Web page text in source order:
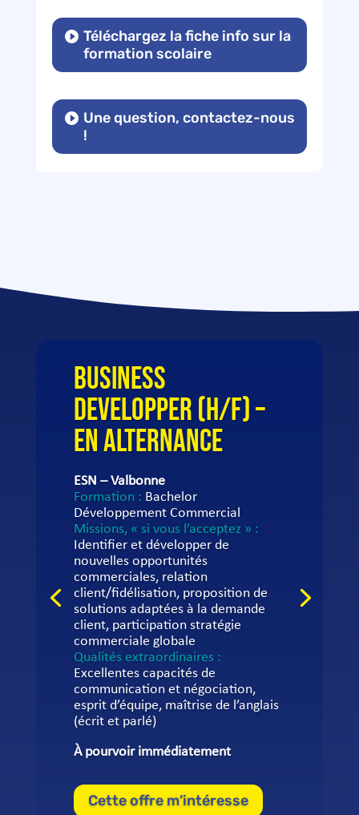
Téléchargez la fiche info sur la
formation scolaire
Une question, contactez-nous
!
BUSINESS
DEVELOPPER (H/F) –
EN ALTERNANCE
ESN – Valbonne
Formation : Bachelor
Développement Commercial
Missions, « si vous l’acceptez » :
Identifier et développer de
nouvelles opportunités
commerciales, relation
client/fidélisation, proposition de
solutions adaptées à la demande
client, participation stratégie
commerciale globale
Qualités extraordinaires :
Excellentes capacités de
communication et négociation,
esprit d’équipe, maîtrise de l’anglais
(écrit et parlé)
À pourvoir immédiatement
Cette offre m’intéresse